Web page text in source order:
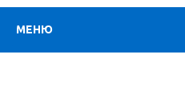
МЕНЮ